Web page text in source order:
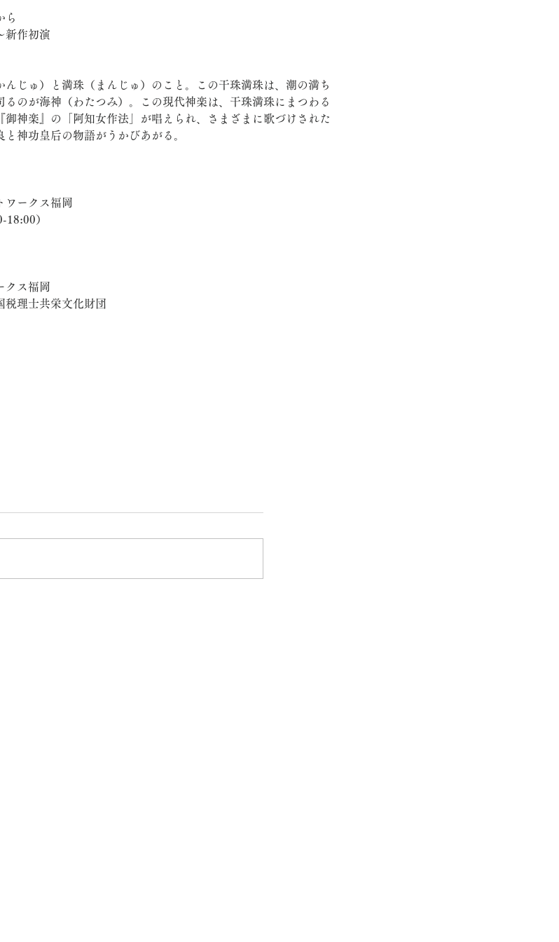
ら
新作初演
んじゅ）と満珠（まんじゅ）のこと。この干珠満珠は、潮の満ち
のが海神（わたつみ）。この現代神楽は、干珠満珠にまつわる
神楽』の「阿知女作法」が唱えられ、さまざまに歌づけされた
神功皇后の物語がうかびあがる。
ワークス福岡
）
クス福岡
税理士共栄文化財団